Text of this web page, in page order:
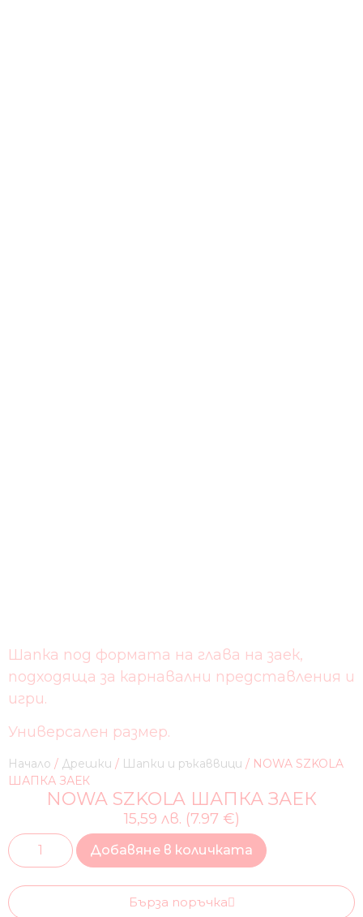
Начало / Дрешки / Шапки и ръкаввици / NOWA SZKOLA
ШАПКА ЗАЕК
NOWA SZKOLA ШАПКА ЗАЕК
Шапка под формата на глава на заек,
подходяща за карнавални представления и
игри.
Универсален размер.
15,59 лв. (7.97 €)
Добавяне в количката
Бърза поръчка